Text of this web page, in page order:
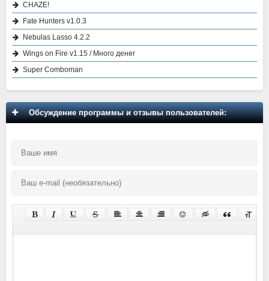
CHAZE!
Fate Hunters v1.0.3
Nebulas Lasso 4.2.2
Wings on Fire v1.15 / Много денег
Super Comboman
Обсуждение программы и отзывы пользователей: